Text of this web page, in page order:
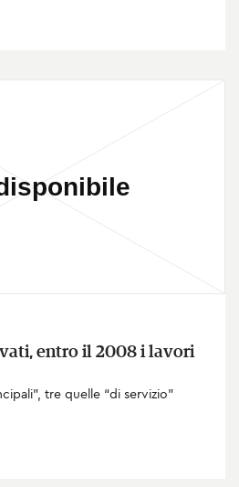
entro il 2008 i lavori
tre quelle “di servizio”